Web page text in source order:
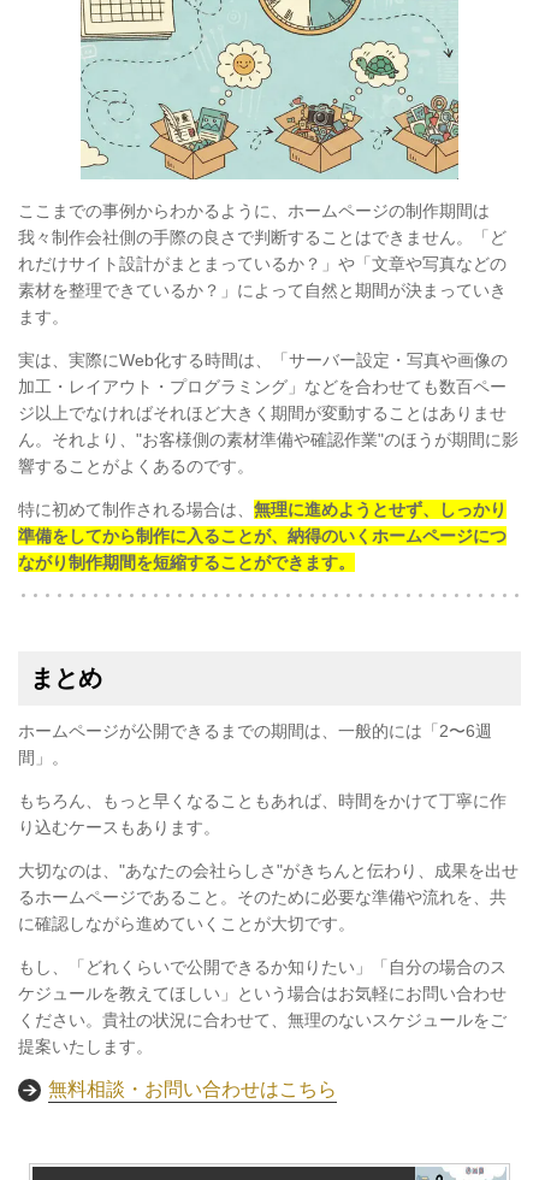
ここまでの事例からわかるように、ホームページの制作期間は
我々制作会社側の手際の良さで判断することはできません。「ど
れだけサイト設計がまとまっているか？」や「文章や写真などの
素材を整理できているか？」によって自然と期間が決まっていき
ます。
実は、実際にWeb化する時間は、「サーバー設定・写真や画像の
加工・レイアウト・プログラミング」などを合わせても数百ペー
ジ以上でなければそれほど大きく期間が変動することはありませ
ん。それより、"お客様側の素材準備や確認作業"のほうが期間に影
響することがよくあるのです。
特に初めて制作される場合は、 無理に進めようとせず、しっかり
準備をしてから制作に入ることが、納得のいくホームページにつ
ながり制作期間を短縮することができます。
まとめ
ホームページが公開できるまでの期間は、一般的には「2〜6週
間」。
もちろん、もっと早くなることもあれば、時間をかけて丁寧に作
り込むケースもあります。
大切なのは、"あなたの会社らしさ"がきちんと伝わり、成果を出せ
るホームページであること。そのために必要な準備や流れを、共
に確認しながら進めていくことが大切です。
もし、「どれくらいで公開できるか知りたい」「自分の場合のス
ケジュールを教えてほしい」という場合はお気軽にお問い合わせ
ください。貴社の状況に合わせて、無理のないスケジュールをご
提案いたします。
無料相談・お問い合わせはこちら